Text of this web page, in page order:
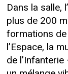
Dans la salle,
plus de 200
formations de
l’Espace, la
de